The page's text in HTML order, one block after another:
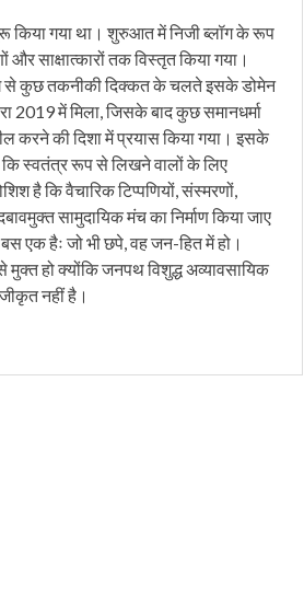
किया गया था। शुरुआत में निजी ब्लॉग के रूप
साक्षात्कारों तक विस्तृत किया गया।
से कुछ तकनीकी दिक्कत के चलते इसके डोमेन
2019 में मिला, जिसके बाद कुछ समानधर्मा
करने की दिशा में प्रयास किया गया। इसके
कि स्वतंत्र रूप से लिखने वालों के लिए
है कि वैचारिक टिप्पणियों, संस्मरणों,
सामुदायिक मंच का निर्माण किया जाए
एक हैः जो भी छपे, वह जन-हित में हो।
मुक्त हो क्योंकि जनपथ विशुद्ध अव्यावसायिक
नहीं है।